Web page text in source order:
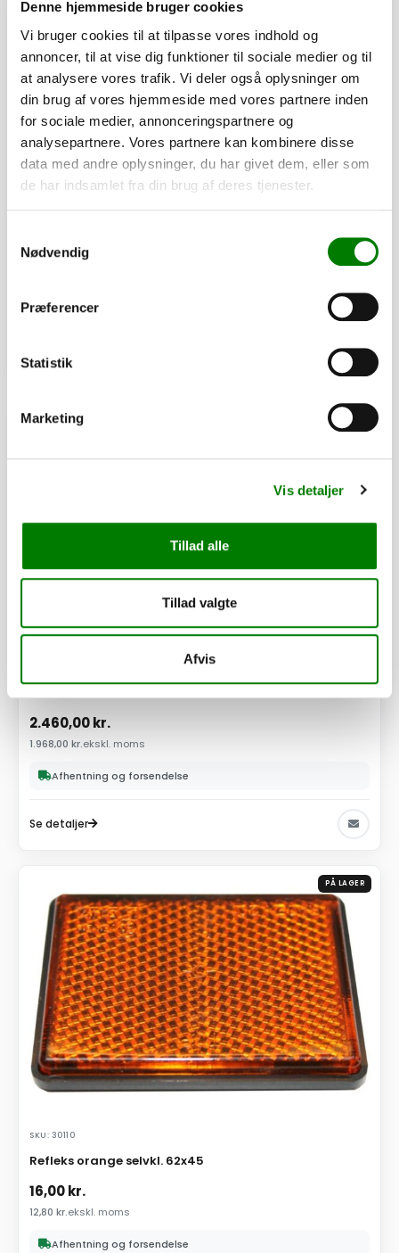
Denne hjemmeside bruger cookies
Vi bruger cookies til at tilpasse vores indhold og
annoncer, til at vise dig funktioner til sociale medier og til
at analysere vores trafik. Vi deler også oplysninger om
din brug af vores hjemmeside med vores partnere inden
for sociale medier, annonceringspartnere og
analysepartnere. Vores partnere kan kombinere disse
data med andre oplysninger, du har givet dem, eller som
de har indsamlet fra din brug af deres tjenester.
Nødvendig
Præferencer
Statistik
Marketing
Vis detaljer
Tillad alle
Tillad valgte
Afvis
4,00kr.
Afhentning og forsendelse
Se detaljer
PÅ LAGER
2.460,00kr.
1.968,00 kr.ekskl. moms
Afhentning og forsendelse
Se detaljer
PÅ LAGER
SKU: 30110
Refleks orange selvkl. 62x45
16,00kr.
12,80 kr.ekskl. moms
Afhentning og forsendelse